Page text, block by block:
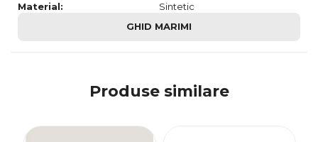
Material:
Sintetic
GHID MARIMI
Produse similare